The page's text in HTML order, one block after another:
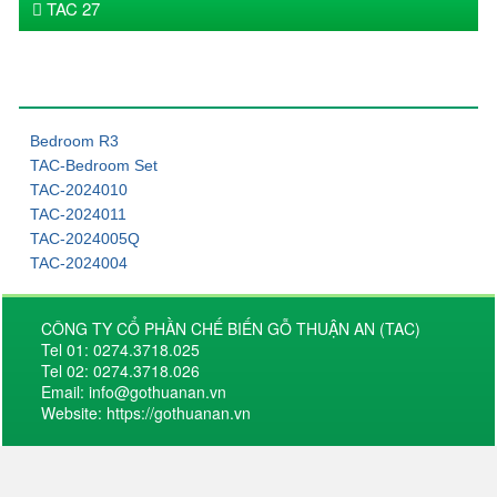
TAC 27
Bedroom R3
TAC-Bedroom Set
TAC-2024010
TAC-2024011
TAC-2024005Q
TAC-2024004
CÔNG TY CỔ PHẦN CHẾ BIẾN GỖ THUẬN AN (TAC)
Tel 01: 0274.3718.025
Tel 02: 0274.3718.026
Email: info@gothuanan.vn
Website: https://gothuanan.vn